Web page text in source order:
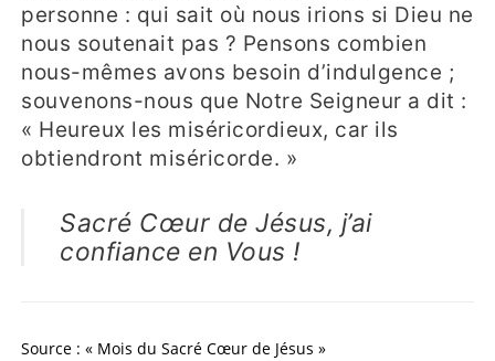
personne : qui sait où nous irions si Dieu ne
nous soutenait pas ? Pensons combien
nous-mêmes avons besoin d’indulgence ;
souvenons-nous que Notre Seigneur a dit :
« Heureux les miséricordieux, car ils
obtiendront miséricorde. »
Sacré Cœur de Jésus, j’ai
confiance en Vous !
Source : « Mois du Sacré Cœur de Jésus »